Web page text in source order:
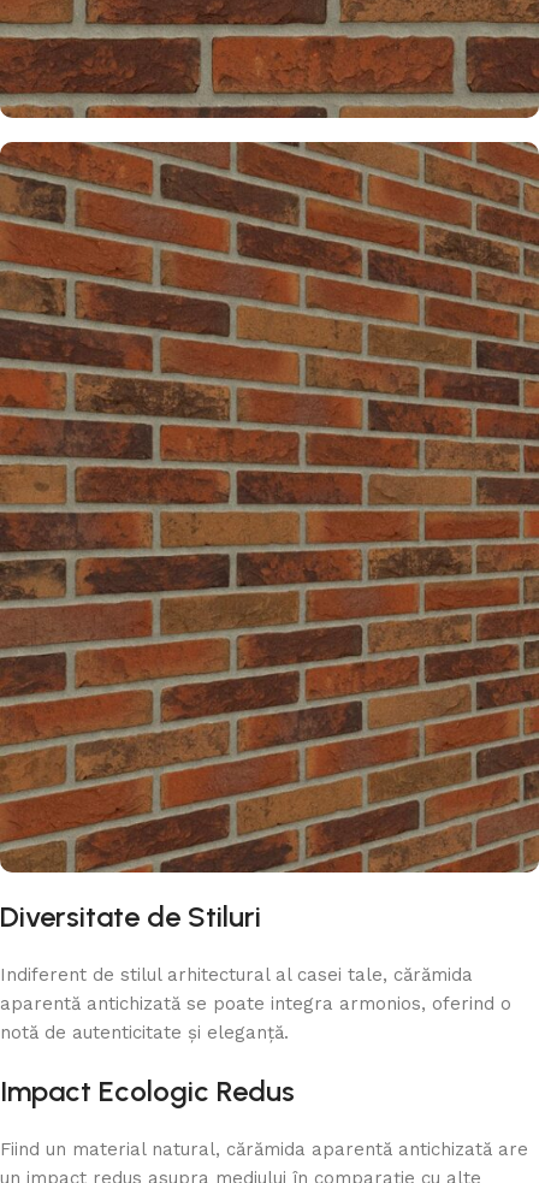
Diversitate de Stiluri
Indiferent de stilul arhitectural al casei tale, cărămida
aparentă antichizată se poate integra armonios, oferind o
notă de autenticitate și eleganță.
Impact Ecologic Redus
Fiind un material natural, cărămida aparentă antichizată are
un impact redus asupra mediului în comparație cu alte